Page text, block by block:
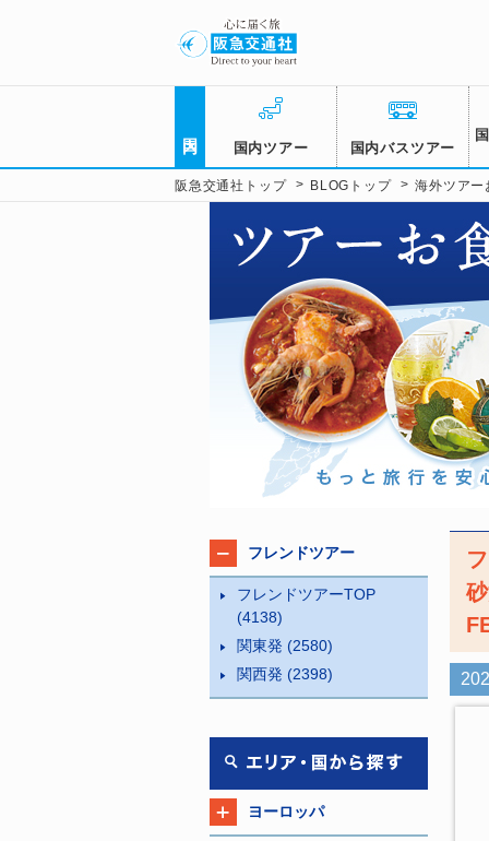
国内ツアー 国内バスツアー
阪急交通社トップ > BLOGトップ > 海外ツアー
フレンドツアー
フレンドツアーTOP
(4138)
関東発 (2580)
関西発 (2398)
ヨーロッパ